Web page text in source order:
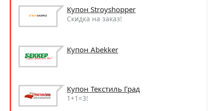
Купон Stroyshopper
Скидка на заказ!
Купон Abekker
Купон Текстиль Град
1+1=3!